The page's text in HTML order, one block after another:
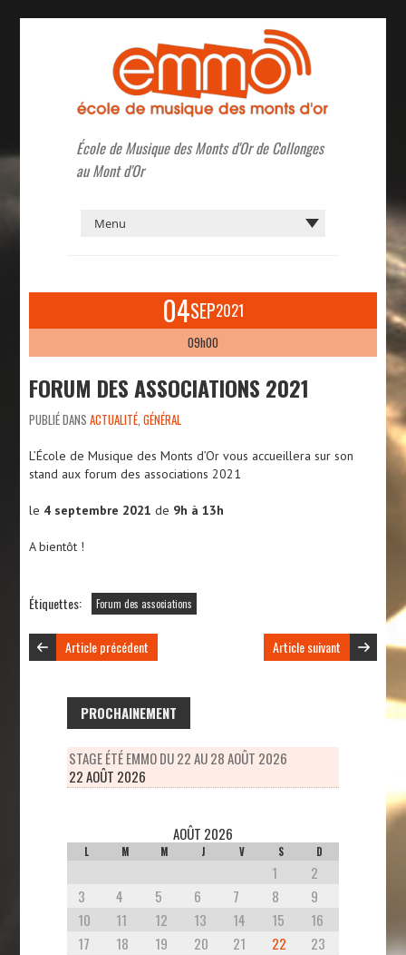
École de Musique des Monts d'Or de Collonges
au Mont d'Or
04SEP2021
09h00
FORUM DES ASSOCIATIONS 2021
PUBLIÉ DANSACTUALITÉ ,GÉNÉRAL
L’École de Musique des Monts d’Or vous accueillera sur son
stand aux forum des associations 2021
le 4 septembre 2021 de 9h à 13h
A bientôt !
Étiquettes: Forum des associations
Article précédent Article suivant
PROCHAINEMENT
STAGE ÉTÉ EMMO DU 22 AU 28 AOÛT 2026
22 AOÛT 2026
AOÛT 2026
L M M J V S D
1
2
3
4 5 6 7 8
9
10
11 12 13 14 15
16
17
18 19 20 21 22
23